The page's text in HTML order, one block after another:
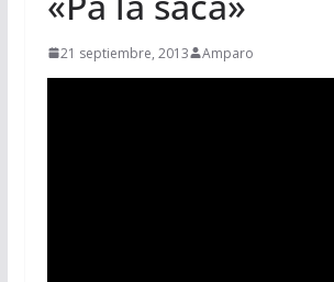
21 septiembre, 2013 Amparo